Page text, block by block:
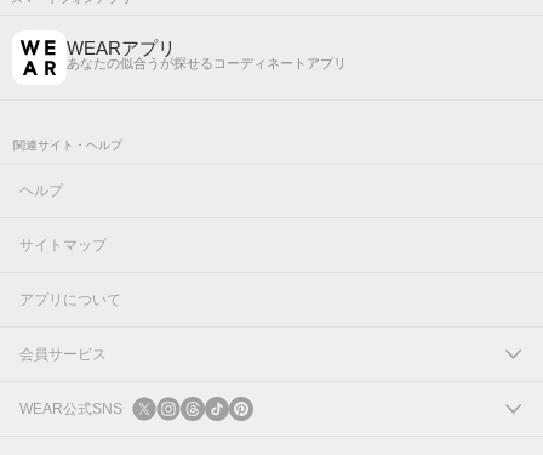
WEARアプリ
あなたの似合うが探せるコーディネートアプリ
関連サイト・ヘルプ
ヘルプ
サイトマップ
アプリについて
会員サービス
ログイン
WEAR公式SNS